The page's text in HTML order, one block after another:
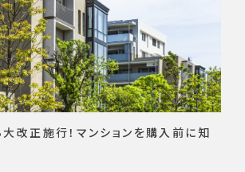
改正施行！マンションを購入前に知